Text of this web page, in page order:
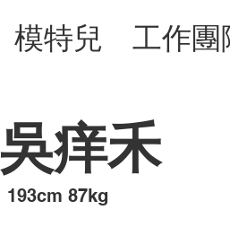
模特兒 工作團
吳痒禾
193cm 87kg